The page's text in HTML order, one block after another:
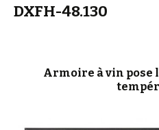
DXFH-48.130
Armoire à vin pose